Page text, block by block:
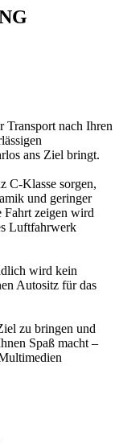
Transport nach Ihren
ans Ziel bringt.
C-Klasse sorgen,
und geringer
Fahrt zeigen wird
Luftfahrwerk
wird kein
Autositz für das
zu bringen und
Spaß macht –